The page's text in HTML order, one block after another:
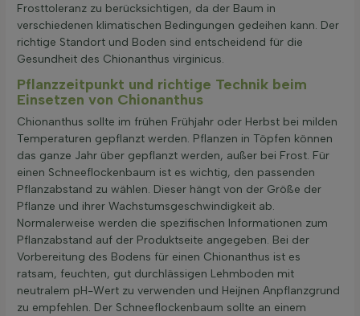
Frosttoleranz zu berücksichtigen, da der Baum in
verschiedenen klimatischen Bedingungen gedeihen kann. Der
richtige Standort und Boden sind entscheidend für die
Gesundheit des Chionanthus virginicus.
Pflanzzeitpunkt und richtige Technik beim
Einsetzen von Chionanthus
Chionanthus sollte im frühen Frühjahr oder Herbst bei milden
Temperaturen gepflanzt werden. Pflanzen in Töpfen können
das ganze Jahr über gepflanzt werden, außer bei Frost. Für
einen Schneeflockenbaum ist es wichtig, den passenden
Pflanzabstand zu wählen. Dieser hängt von der Größe der
Pflanze und ihrer Wachstumsgeschwindigkeit ab.
Normalerweise werden die spezifischen Informationen zum
Pflanzabstand auf der Produktseite angegeben. Bei der
Vorbereitung des Bodens für einen Chionanthus ist es
ratsam, feuchten, gut durchlässigen Lehmboden mit
neutralem pH-Wert zu verwenden und Heijnen Anpflanzgrund
zu empfehlen. Der Schneeflockenbaum sollte an einem